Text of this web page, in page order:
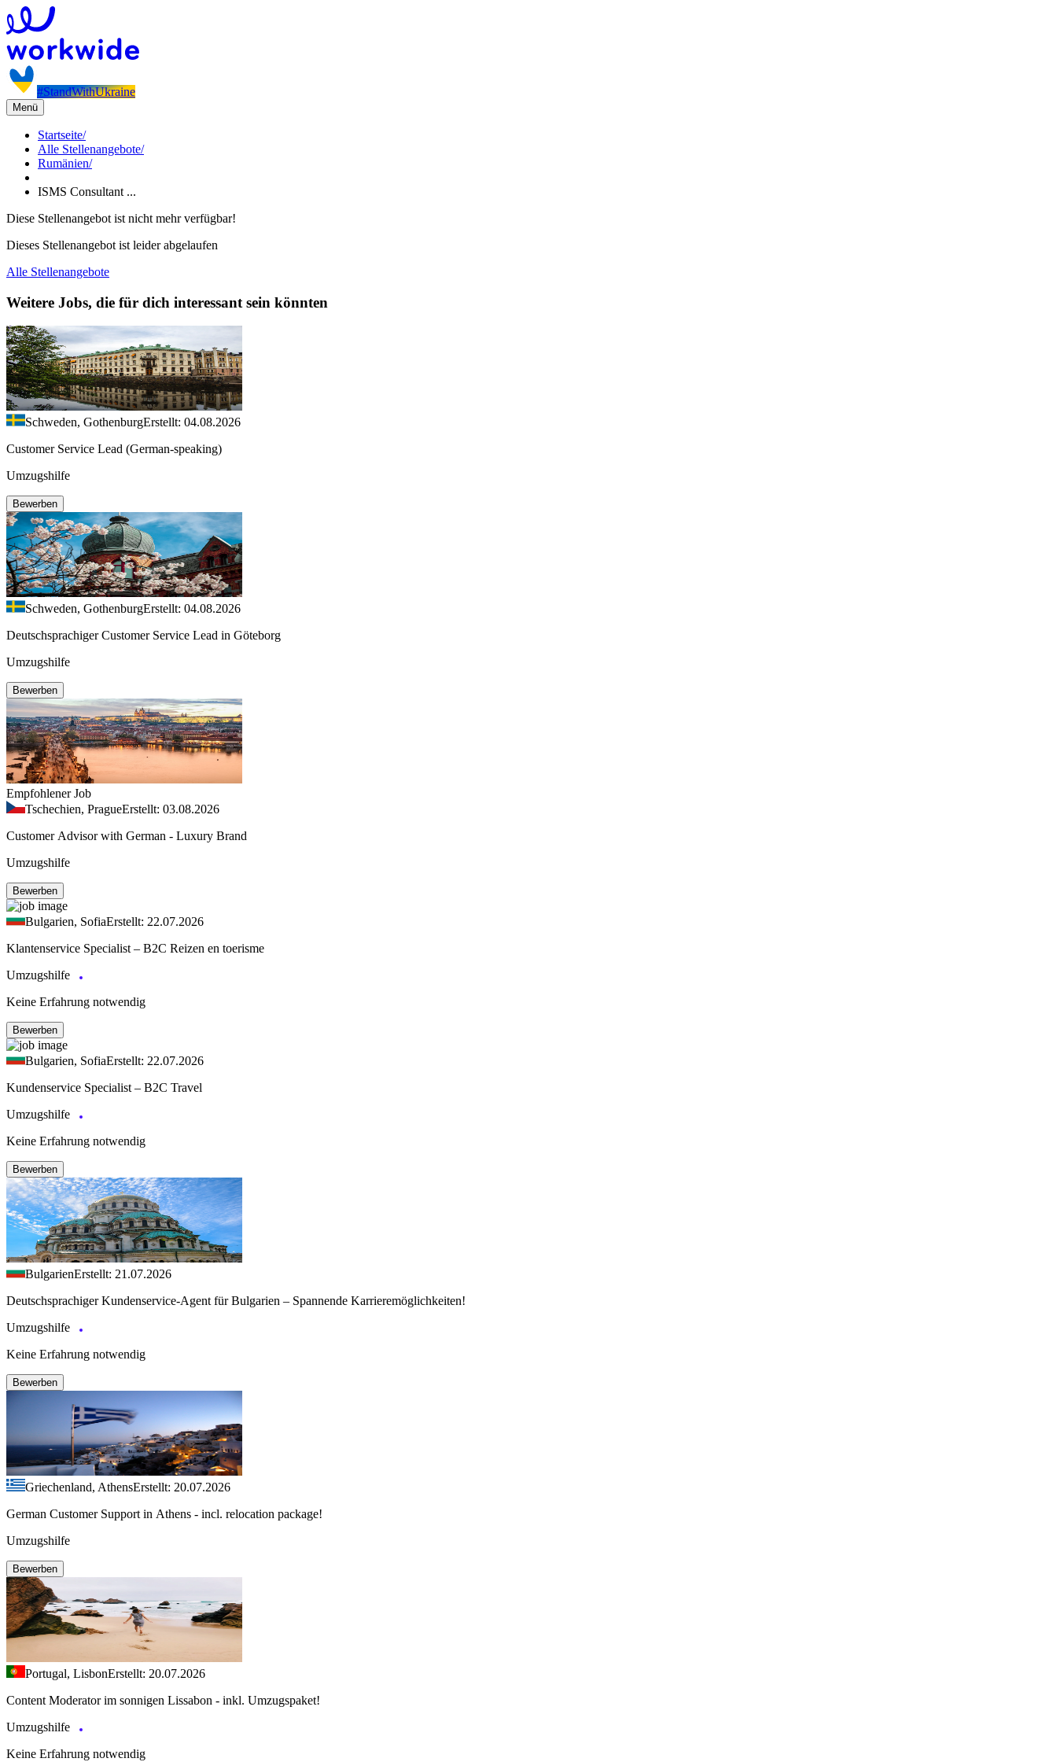
#StandWithUkraine
Menü
Startseite/
Alle Stellenangebote/
Rumänien/
ISMS Consultant ...
Diese Stellenangebot ist nicht mehr verfügbar!
Dieses Stellenangebot ist leider abgelaufen
Alle Stellenangebote
Weitere Jobs, die für dich interessant sein könnten
Schweden, GothenburgErstellt: 04.08.2026
Customer Service Lead (German-speaking)
Umzugshilfe
Bewerben
Schweden, GothenburgErstellt: 04.08.2026
Deutschsprachiger Customer Service Lead in Göteborg
Umzugshilfe
Bewerben
Empfohlener Job
Tschechien, PragueErstellt: 03.08.2026
Customer Advisor with German - Luxury Brand
Umzugshilfe
Bewerben
Bulgarien, SofiaErstellt: 22.07.2026
Klantenservice Specialist – B2C Reizen en toerisme
Umzugshilfe
Keine Erfahrung notwendig
Bewerben
Bulgarien, SofiaErstellt: 22.07.2026
Kundenservice Specialist – B2C Travel
Umzugshilfe
Keine Erfahrung notwendig
Bewerben
BulgarienErstellt: 21.07.2026
Deutschsprachiger Kundenservice-Agent für Bulgarien – Spannende Karrieremöglichkeiten!
Umzugshilfe
Keine Erfahrung notwendig
Bewerben
Griechenland, AthensErstellt: 20.07.2026
German Customer Support in Athens - incl. relocation package!
Umzugshilfe
Bewerben
Portugal, LisbonErstellt: 20.07.2026
Content Moderator im sonnigen Lissabon - inkl. Umzugspaket!
Umzugshilfe
Keine Erfahrung notwendig